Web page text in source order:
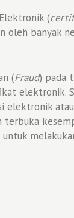
(
banyak
(Fraud) pada
elektronik.
terbuka